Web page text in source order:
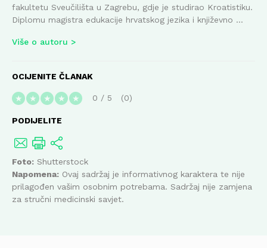
fakultetu Sveučilišta u Zagrebu, gdje je studirao Kroatistiku.
Diplomu magistra edukacije hrvatskog jezika i književno ...
Više o autoru
OCIJENITE ČLANAK
★ ★ ★ ★ ★ 0 / 5 0
PODIJELITE
Foto: Shutterstock
Napomena: Ovaj sadržaj je informativnog karaktera te nije
prilagođen vašim osobnim potrebama. Sadržaj nije zamjena
za stručni medicinski savjet.